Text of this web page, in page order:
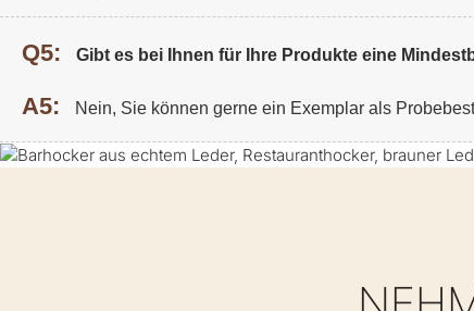
Q5: Gibt es bei Ihnen für Ihre Produkte eine
A5: Nein, Sie können gerne ein Exemplar als